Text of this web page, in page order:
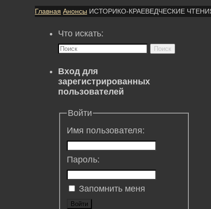
Главная Анонсы ИСТОРИКО-КРАЕВЕДЧЕСКИЕ ЧТЕНИЯ
Что искать:
Поиск
Вход для
зарегистрированных
пользователей
Войти
Имя пользователя:
Пароль:
Запомнить меня
Войти